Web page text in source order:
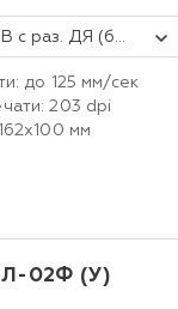
Фискальный регистратор ККТ "РИТЕЙЛ-02Ф" RS/USB с раз. ДЯ (белый) без ФН ФФД 1.2
до 125 мм/сек
203 dpi
мм
02Ф (У)